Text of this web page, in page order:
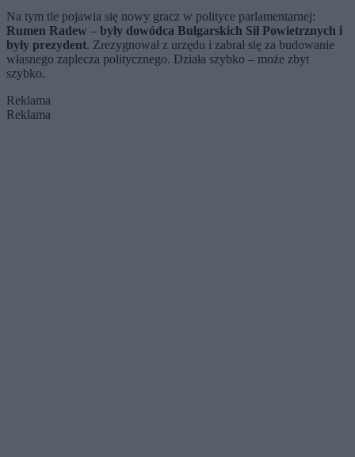
Na tym tle pojawia się nowy gracz w polityce parlamentarnej:
Rumen Radew – były dowódca Bułgarskich Sił Powietrznych i
były prezydent. Zrezygnował z urzędu i zabrał się za budowanie
własnego zaplecza politycznego. Działa szybko – może zbyt
szybko.
Reklama
Reklama